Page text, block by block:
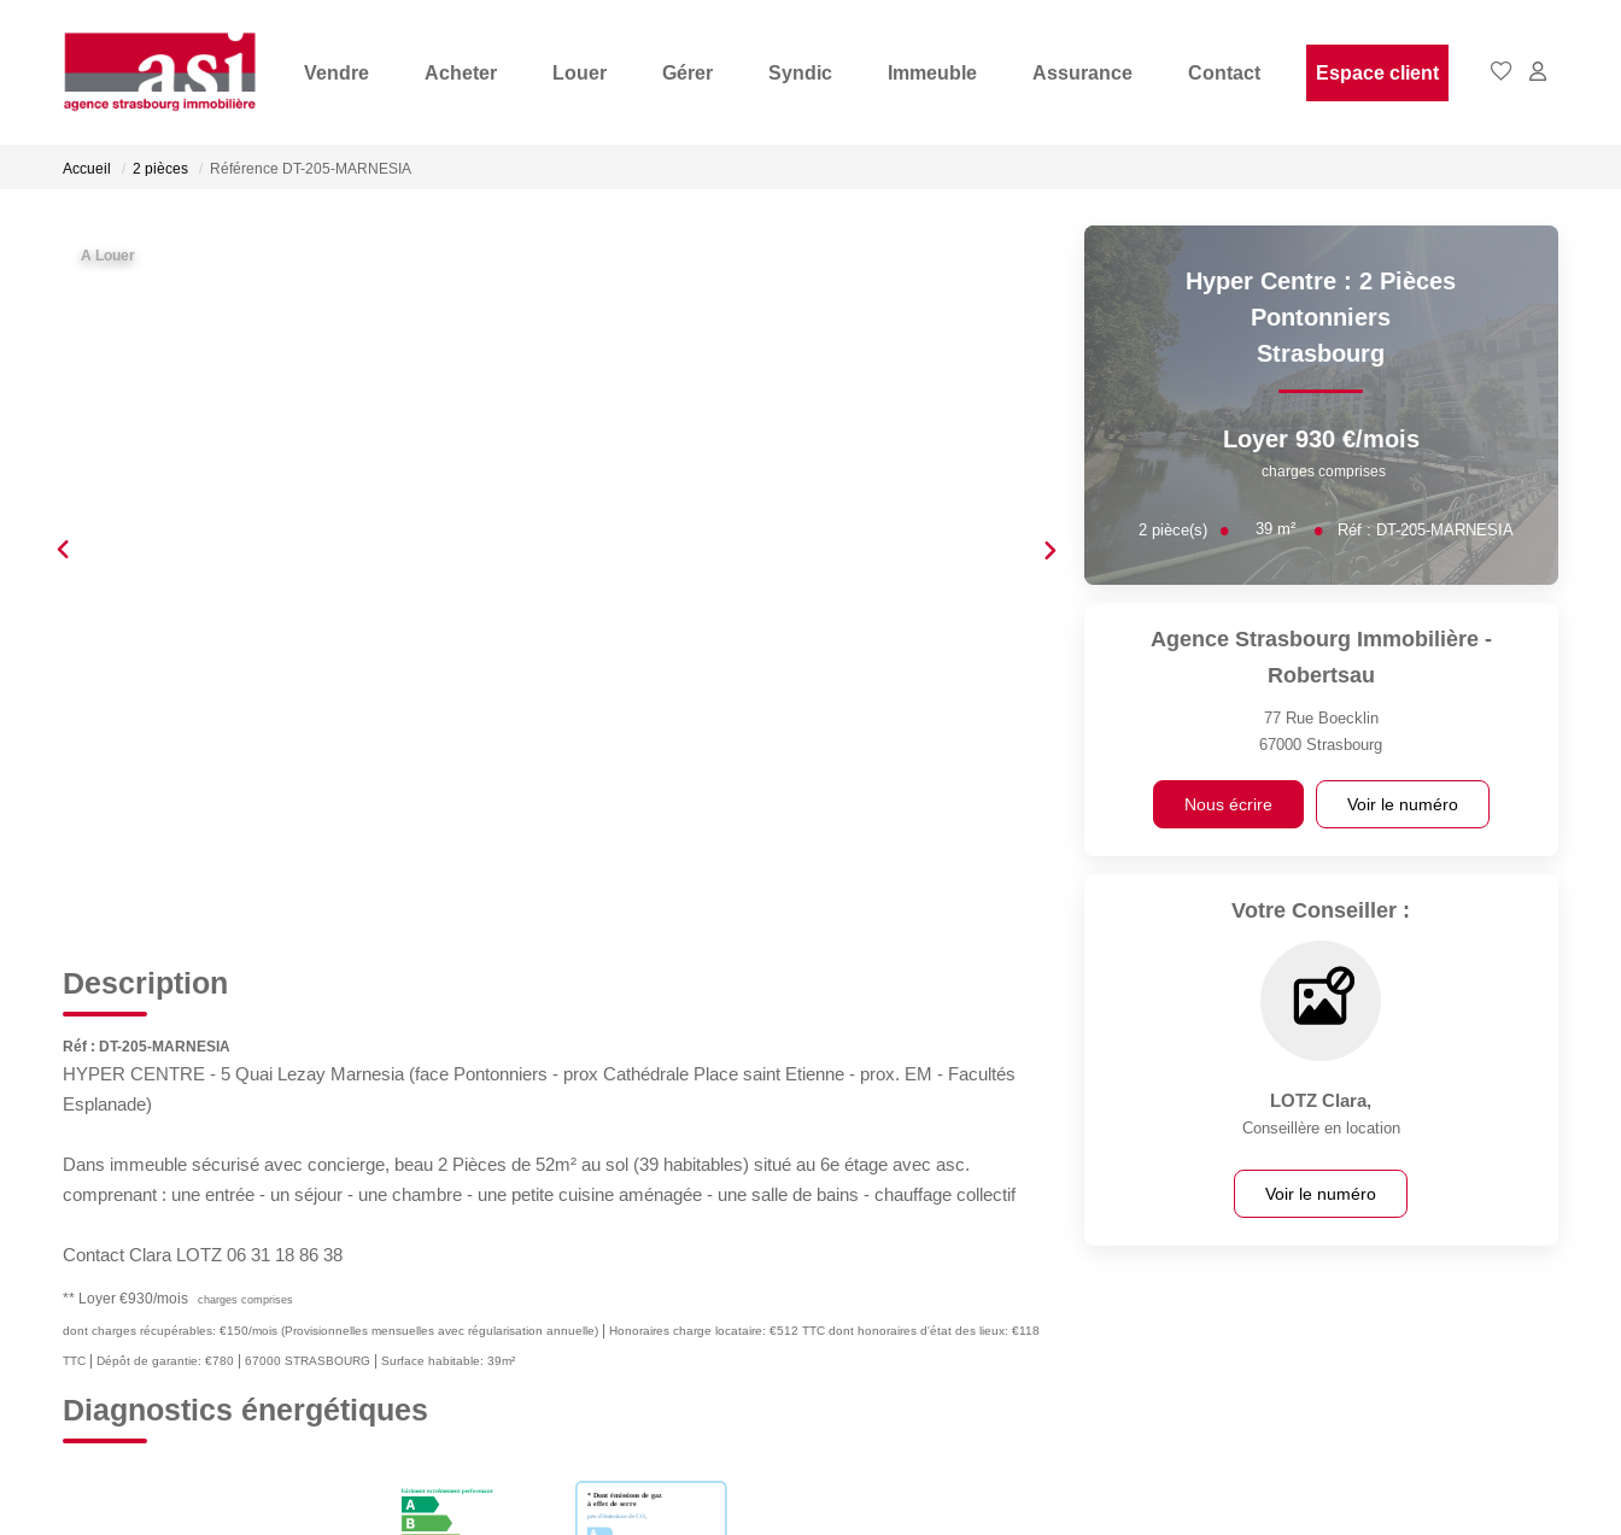
Vendre Acheter Louer Gérer Syndic Immeuble Assurance Contact Espace client
Accueil 2 pièces Référence DT-205-MARNESIA
A Louer
Description
Réf : DT-205-MARNESIA
HYPER CENTRE - 5 Quai Lezay Marnesia (face Pontonniers - prox Cathédrale Place saint Etienne - prox. EM - Facultés
Esplanade)
Dans immeuble sécurisé avec concierge, beau 2 Pièces de 52m² au sol (39 habitables) situé au 6e étage avec asc.
comprenant : une entrée - un séjour - une chambre - une petite cuisine aménagée - une salle de bains - chauffage collectif
Contact Clara LOTZ 06 31 18 86 38
** Loyer €930/mois charges comprises
dont charges récupérables: €150/mois (Provisionnelles mensuelles avec régularisation annuelle) Honoraires charge locataire: €512 TTC dont honoraires d'état des lieux: €118
TTC Dépôt de garantie: €780 67000 STRASBOURG Surface habitable: 39m²
Diagnostics énergétiques
Hyper Centre : 2 Pièces
Pontonniers
Strasbourg
Loyer 930 €/mois
charges comprises
2 pièce(s) 39 m² Réf :DT-205-MARNESIA
Agence Strasbourg Immobilière -
Robertsau
77 Rue Boecklin
67000Strasbourg
Nous écrire Voir le numéro
Votre Conseiller :
LOTZ Clara,
Conseillère en location
Voir le numéro